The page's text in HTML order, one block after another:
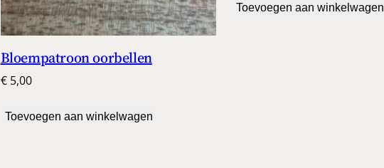
Bloempatroon oorbellen
€5,00
Toevoegen aan winkelwagen
Toevoegen aan winkelwagen